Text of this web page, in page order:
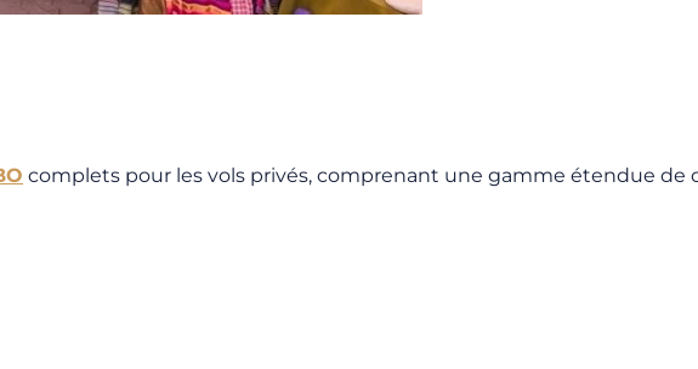
complets pour les vols privés, comprenant une gamme étendue de